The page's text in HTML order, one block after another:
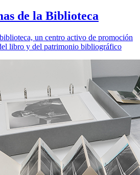
de la Biblioteca
un centro activo de promoción
libro y del patrimonio bibliográfico